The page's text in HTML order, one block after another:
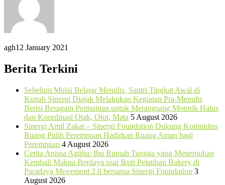
agh12 January 2021
Berita Terkini
Sebelum Mulai Belajar Menulis, Santri Tingkat Awal di
Kuttab Sinergi Diajak Melakukan Kegiatan Pra-Menulis
Berisi Beragam Permainan untuk Merangsang Motorik Halus
dan Koordinasi Otak, Otot, Mata 5 August 2026
Sinergi Amil Zakat – Sinergi Foundation Dukung Komunitas
Ruang Pulih Perempuan Hadirkan Ruang Aman bagi
Perempuan 4 August 2026
Cerita Anissa Agitha: Ibu Rumah Tangga yang Menemukan
Kembali Makna Berdaya usai Ikuti Pelatihan Bakery di
Paradaya Movement 2.0 bersama Sinergi Foundation 3
August 2026